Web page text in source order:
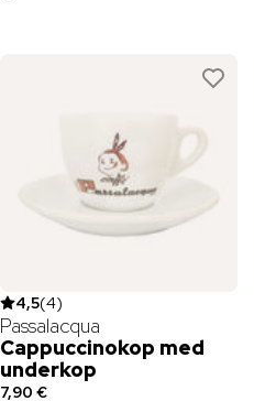
4,5(4)
Passalacqua
Cappuccinokop med
underkop
7,90 €